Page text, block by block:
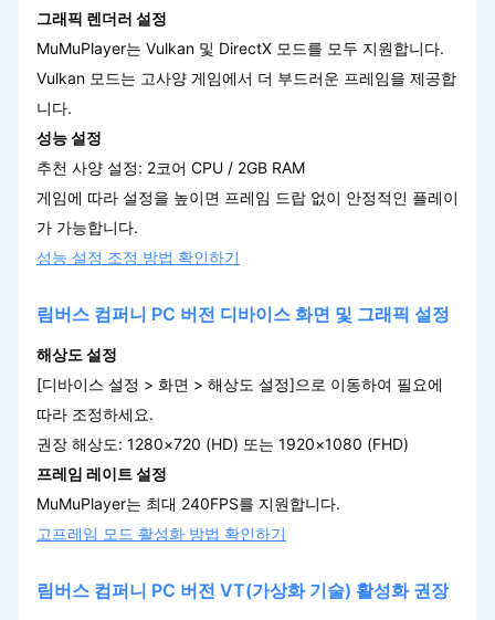
그래픽 렌더러 설정
MuMuPlayer는 Vulkan 및 DirectX 모드를 모두 지원합니다.
Vulkan 모드는 고사양 게임에서 더 부드러운 프레임을 제공합
니다.
성능 설정
추천 사양 설정: 2코어 CPU / 2GB RAM
게임에 따라 설정을 높이면 프레임 드랍 없이 안정적인 플레이
가 가능합니다.
성능 설정 조정 방법 확인하기
림버스 컴퍼니 PC 버전 디바이스 화면 및 그래픽 설정
해상도 설정
[디바이스 설정 > 화면 > 해상도 설정]으로 이동하여 필요에
따라 조정하세요.
권장 해상도: 1280×720 (HD) 또는 1920×1080 (FHD)
프레임 레이트 설정
MuMuPlayer는 최대 240FPS를 지원합니다.
고프레임 모드 활성화 방법 확인하기
림버스 컴퍼니 PC 버전 VT(가상화 기술) 활성화 권장